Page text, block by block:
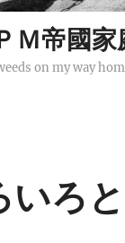
Ｍ帝國家
on my way
いろ